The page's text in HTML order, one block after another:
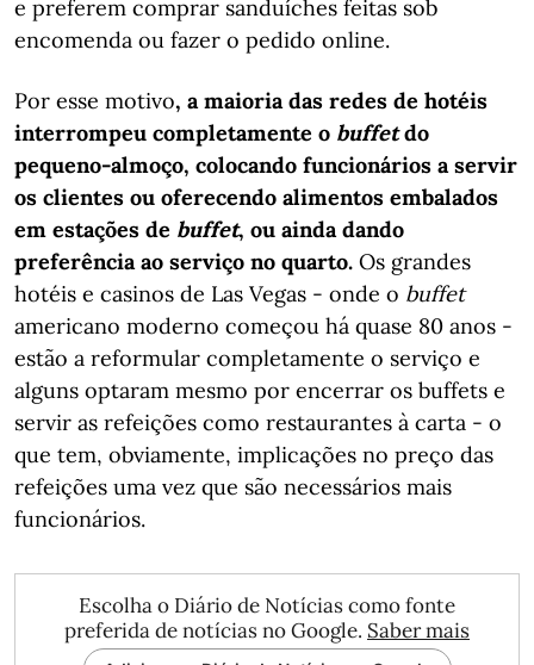
e preferem comprar sanduíches feitas sob
encomenda ou fazer o pedido online.
Por esse motivo, a maioria das redes de hotéis
interrompeu completamente o buffetdo
pequeno-almoço, colocando funcionários a servir
os clientes ou oferecendo alimentos embalados
em estações de buffet, ou ainda dando
preferência ao serviço no quarto. Os grandes
hotéis e casinos de Las Vegas - onde o buffet
americano moderno começou há quase 80 anos -
estão a reformular completamente o serviço e
alguns optaram mesmo por encerrar os buffets e
servir as refeições como restaurantes à carta - o
que tem, obviamente, implicações no preço das
refeições uma vez que são necessários mais
funcionários.
Escolha o Diário de Notícias como fonte
preferida de notícias no Google. Saber mais